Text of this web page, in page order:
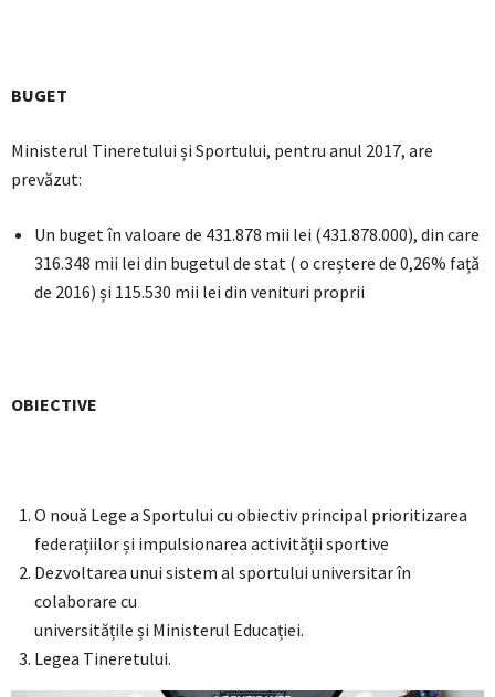
BUGET
Ministerul Tineretului și Sportului, pentru anul 2017, are
prevăzut:
Un buget în valoare de 431.878 mii lei (431.878.000), din care
316.348 mii lei din bugetul de stat ( o creștere de 0,26% față
de 2016) și 115.530 mii lei din venituri proprii
OBIECTIVE
O nouă Lege a Sportului cu obiectiv principal prioritizarea
federațiilor și impulsionarea activității sportive
Dezvoltarea unui sistem al sportului universitar în
colaborare cu
universitățile și Ministerul Educației.
Legea Tineretului.